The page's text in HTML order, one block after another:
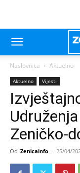
Naslovnica Aktuelno
Aktuelno Vijesti
Zeničko-
Od Zenicainfo - 25/04/